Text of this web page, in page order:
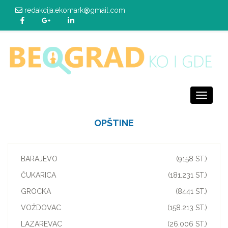
redakcija.ekomark@gmail.com
Toggle
OPŠTINE
(9158 ST.)
BARAJEVO
(181.231 ST.)
ČUKARICA
(8441 ST.)
GROCKA
(158.213 ST.)
VOŽDOVAC
(26.006 ST.)
LAZAREVAC